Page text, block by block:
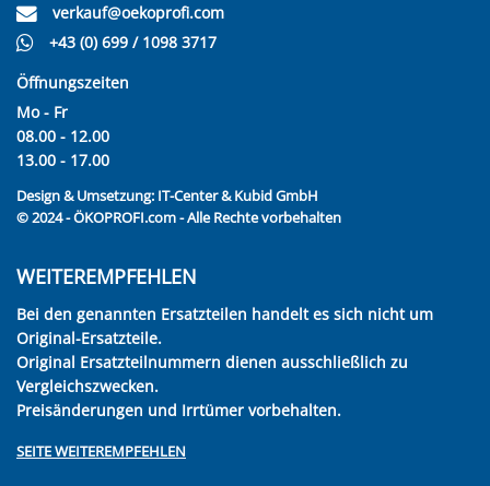
verkauf@oekoprofi.com
+43 (0) 699 / 1098 3717
Öffnungszeiten
Mo - Fr
08.00 - 12.00
13.00 - 17.00
Design & Umsetzung: IT-Center & Kubid GmbH
© 2024 - ÖKOPROFI.com - Alle Rechte vorbehalten
WEITEREMPFEHLEN
Bei den genannten Ersatzteilen handelt es sich nicht um
Original-Ersatzteile.
Original Ersatzteilnummern dienen ausschließlich zu
Vergleichszwecken.
Preisänderungen und Irrtümer vorbehalten.
SEITE WEITEREMPFEHLEN